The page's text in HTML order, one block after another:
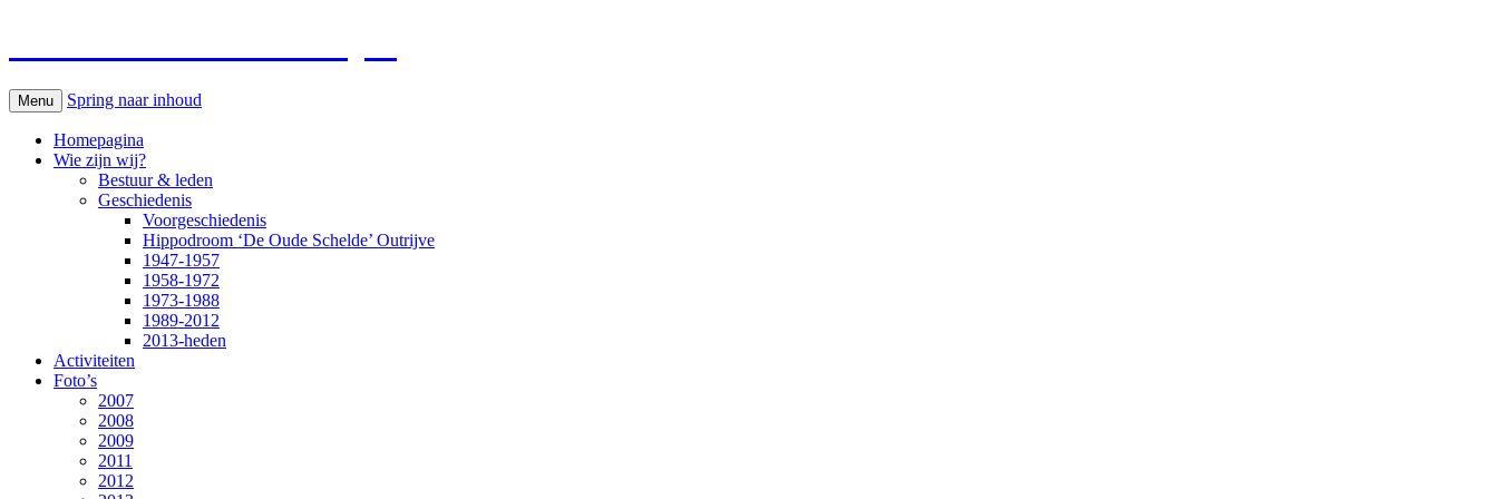
Menu Spring naar inhoud
Homepagina
Wie zijn wij?
Bestuur & leden
Geschiedenis
Voorgeschiedenis
Hippodroom ‘De Oude Schelde’ Outrijve
1947-1957
1958-1972
1973-1988
1989-2012
2013-heden
Activiteiten
Foto’s
2007
2008
2009
2011
2012